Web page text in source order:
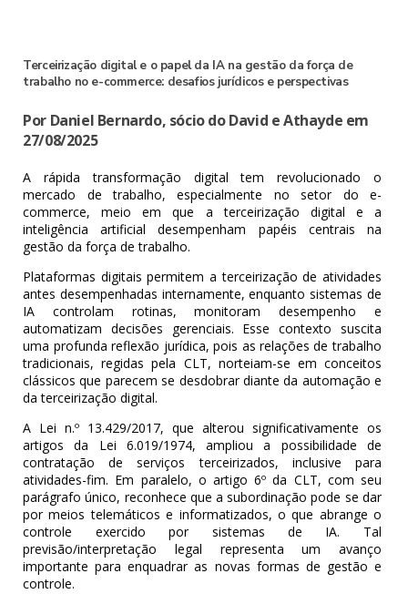
Terceirização digital e o papel da IA na gestão da força de
trabalho no e-commerce: desafios jurídicos e perspectivas
Por Daniel Bernardo, sócio do David e Athayde em
27/08/2025
A rápida transformação digital tem revolucionado o
mercado de trabalho, especialmente no setor do e-
commerce, meio em que a terceirização digital e a
inteligência artificial desempenham papéis centrais na
gestão da força de trabalho.
Plataformas digitais permitem a terceirização de atividades
antes desempenhadas internamente, enquanto sistemas de
IA controlam rotinas, monitoram desempenho e
automatizam decisões gerenciais. Esse contexto suscita
uma profunda reflexão jurídica, pois as relações de trabalho
tradicionais, regidas pela CLT, norteiam-se em conceitos
clássicos que parecem se desdobrar diante da automação e
da terceirização digital.
A Lei n.º 13.429/2017, que alterou significativamente os
artigos da Lei 6.019/1974, ampliou a possibilidade de
contratação de serviços terceirizados, inclusive para
atividades-fim. Em paralelo, o artigo 6º da CLT, com seu
parágrafo único, reconhece que a subordinação pode se dar
por meios telemáticos e informatizados, o que abrange o
controle exercido por sistemas de IA. Tal
previsão/interpretação legal representa um avanço
importante para enquadrar as novas formas de gestão e
controle.